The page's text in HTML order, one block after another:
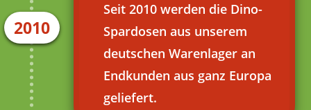
Seit 2010 werden die Dino-
Spardosen aus unserem
deutschen Warenlager an
Endkunden aus ganz Europa
geliefert.
2010